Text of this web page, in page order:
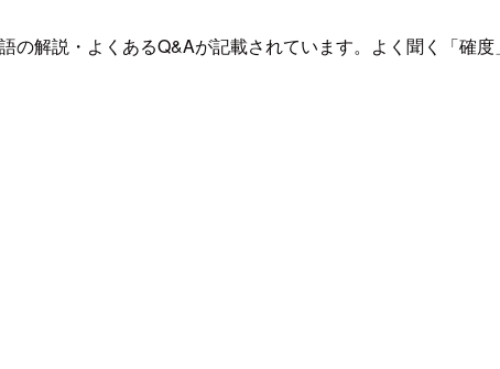
解説・よくあるQ&Aが記載されています。よく聞く「確